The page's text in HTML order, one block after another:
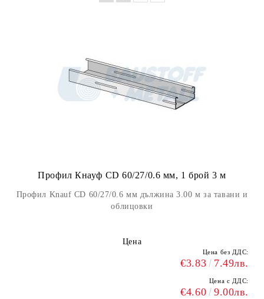
Профил Кнауф CD 60/27/0.6 мм, 1 брой 3 м
Профил Knauf CD 60/27/0.6 мм дължина 3.00 м за тавани и
облицовки
Цена
Цена без ДДС:
€3.83 7.49лв.
Цена с ДДС:
€4.60 9.00лв.